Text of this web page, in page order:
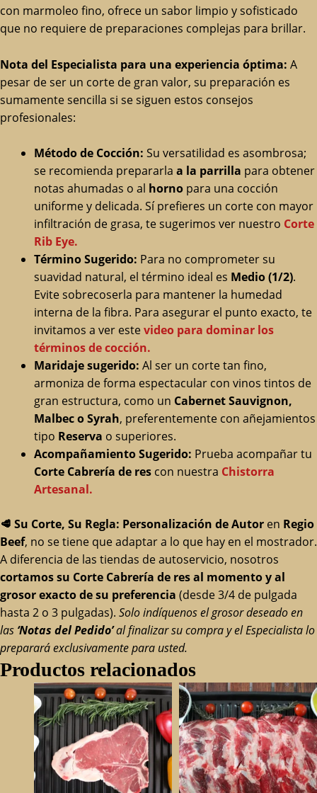
con marmoleo fino, ofrece un sabor limpio y sofisticado
que no requiere de preparaciones complejas para brillar.
Nota del Especialista para una experiencia óptima: A
pesar de ser un corte de gran valor, su preparación es
sumamente sencilla si se siguen estos consejos
profesionales:
Método de Cocción: Su versatilidad es asombrosa;
se recomienda prepararla a la parrilla para obtener
notas ahumadas o al horno para una cocción
uniforme y delicada. Sí prefieres un corte con mayor
infiltración de grasa, te sugerimos ver nuestro Corte
Rib Eye.
Término Sugerido: Para no comprometer su
suavidad natural, el término ideal es Medio (1/2).
Evite sobrecoserla para mantener la humedad
interna de la fibra. Para asegurar el punto exacto, te
invitamos a ver estevideo para dominar los
términos de cocción.
Maridaje sugerido: Al ser un corte tan fino,
armoniza de forma espectacular con vinos tintos de
gran estructura, como un Cabernet Sauvignon,
Malbec o Syrah, preferentemente con añejamientos
tipo Reserva o superiores.
Acompañamiento Sugerido: Prueba acompañar tu
Corte Cabrería de res con nuestra Chistorra
Artesanal.
🥩 Su Corte, Su Regla: Personalización de Autor en Regio
Beef, no se tiene que adaptar a lo que hay en el mostrador.
A diferencia de las tiendas de autoservicio, nosotros
cortamos su Corte Cabrería de res al momento y al
grosor exacto de su preferencia (desde 3/4 de pulgada
hasta 2 o 3 pulgadas). Solo indíquenos el grosor deseado en
las ‘Notas del Pedido’al finalizar su compra y el Especialista lo
preparará exclusivamente para usted.
Productos relacionados